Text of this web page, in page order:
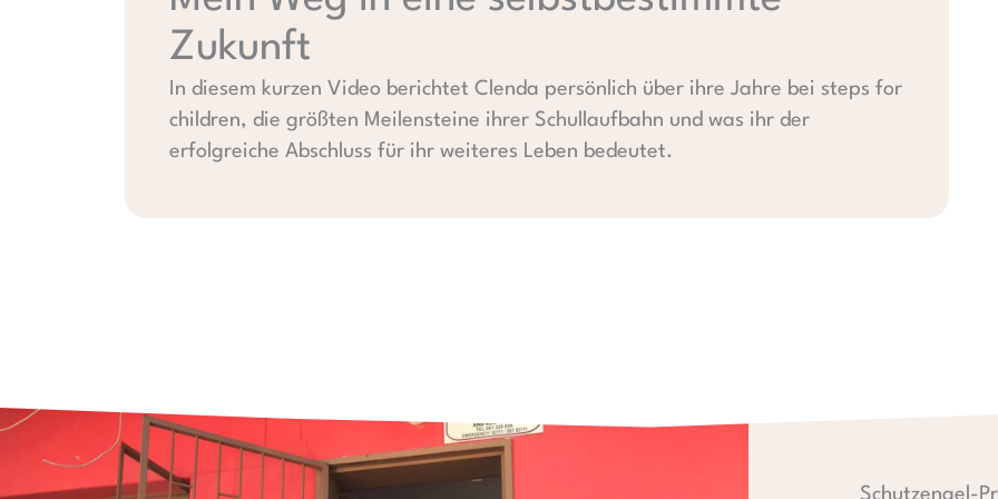
Zukunft
In diesem kurzen Video berichtet Clenda persönlich über ihre Jahre bei steps for
children, die größten Meilensteine ihrer Schullaufbahn und was ihr der
erfolgreiche Abschluss für ihr weiteres Leben bedeutet.
Schutzengel-